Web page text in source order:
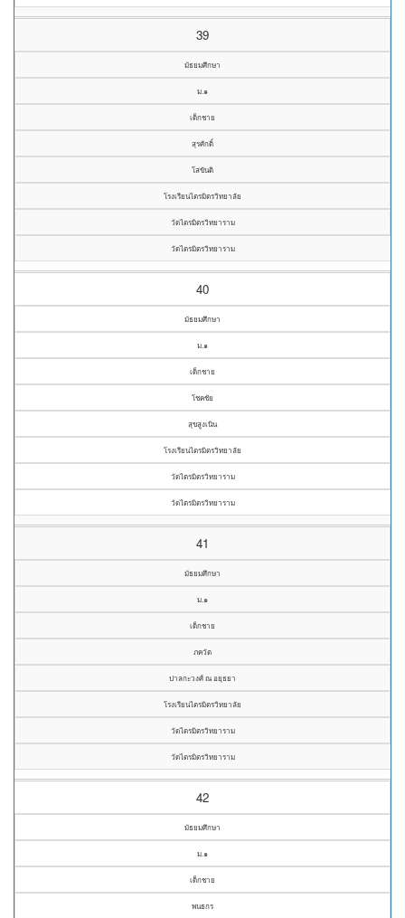
39
มัธยมศึกษา
ม.๑
เด็กชาย
สุรศักดิ์
โสขันติ
โรงเรียนไตรมิตรวิทยาลัย
วัดไตรมิตรวิทยาราม
วัดไตรมิตรวิทยาราม
40
มัธยมศึกษา
ม.๑
เด็กชาย
โชคชัย
สุขสูงเนิน
โรงเรียนไตรมิตรวิทยาลัย
วัดไตรมิตรวิทยาราม
วัดไตรมิตรวิทยาราม
41
มัธยมศึกษา
ม.๑
เด็กชาย
ภควัต
ปาลกะวงศ์ ณ อยุธยา
โรงเรียนไตรมิตรวิทยาลัย
วัดไตรมิตรวิทยาราม
วัดไตรมิตรวิทยาราม
42
มัธยมศึกษา
ม.๑
เด็กชาย
พนธกร